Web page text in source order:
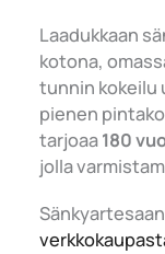
Laadukkaan
kotona,
tunnin kokeilu
pienen
tarjoaa180
jolla